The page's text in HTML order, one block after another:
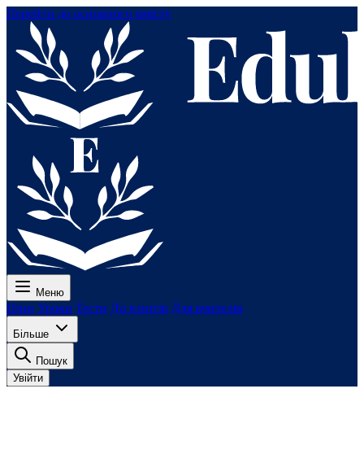
Перейти до основного вмісту
Меню
Ціни Уроки Тести До іспитів Для вчителів
Більше
Пошук
Увійти